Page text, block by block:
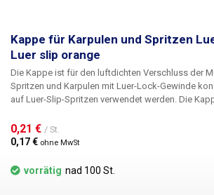
Kappe für Karpulen und Spritzen
Luer slip orange
Die Kappe ist für den luftdichten Verschluss der
Spritzen und Karpulen mit Luer-Lock-Gewinde
auf Luer-Slip-Spritzen verwendet werden. Die
Stopfen besteht aus Polypropylen und enthält kein
die Verwendung mit UV-Materialien.
0,21 € / St.
0,17 € ohne MwSt
vorrätig nad 100 St.